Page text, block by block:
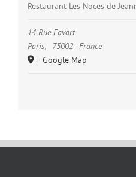
Restaurant Les Noces de
14 Rue Favart
Paris, 75002 France
+ Google Map